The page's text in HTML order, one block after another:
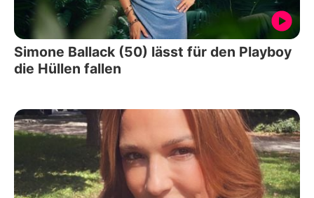
Simone Ballack (50) lässt für den Playboy
die Hüllen fallen